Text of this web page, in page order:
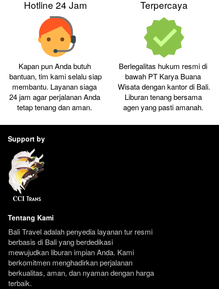
Hotline 24 Jam
Kapan pun Anda butuh
bantuan, tim kami selalu siap
membantu. Layanan siaga
24 jam agar perjalanan Anda
tetap tenang dan aman.
Terpercaya
Berlegalitas hukum resmi di
bawah PT Karya Buana
Wisata dengan kantor di Bali.
Liburan tenang bersama
agen yang pasti amanah.
Support by
Tentang Kami
Bali Travel adalah penyedia layanan tur resmi
berbasis di Bali yang berdedikasi
mewujudkan liburan impian Anda. Kami
berkomitmen menghadirkan perjalanan
berkualitas, aman, dan nyaman dengan harga
terbaik.